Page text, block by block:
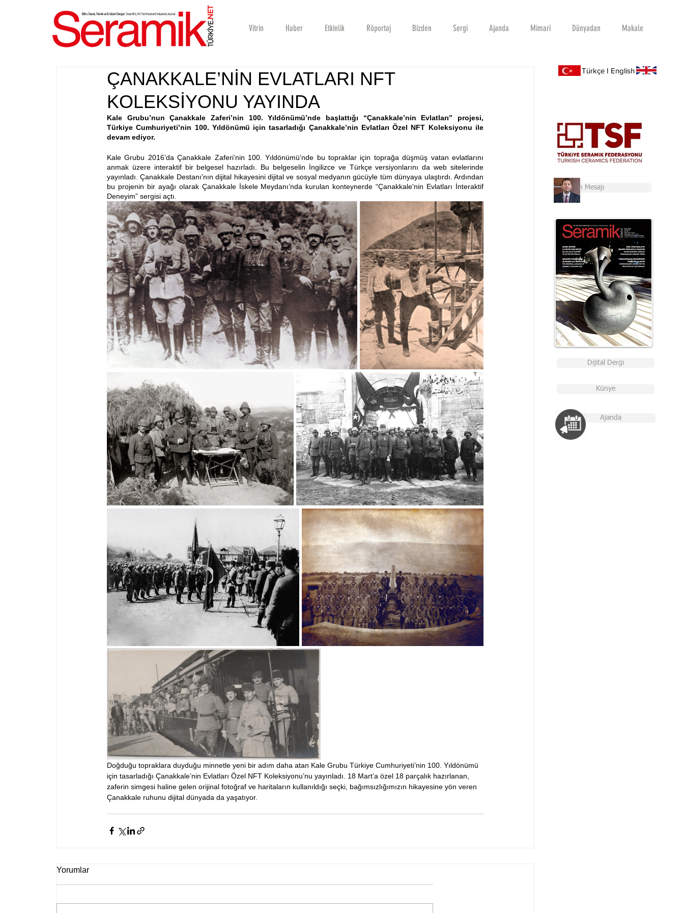
.
NET
Vitrin Haber Etkinlik Röportaj Bizden Sergi Ajanda Mimari Dünyadan Makale
ÇANAKKALE’NİN EVLATLARI NFT
KOLEKSİYONU YAYINDA
Kale Grubu’nun Çanakkale Zaferi’nin 100. Yıldönümü’nde başlattığı “Çanakkale’nin Evlatları” projesi,
Türkiye Cumhuriyeti’nin 100. Yıldönümü için tasarladığı Çanakkale’nin Evlatları Özel NFT Koleksiyonu ile
devam ediyor.
Kale Grubu 2016’da Çanakkale Zaferi’nin 100. Yıldönümü’nde bu topraklar için toprağa düşmüş vatan evlatlarını
anmak üzere interaktif bir belgesel hazırladı. Bu belgeselin İngilizce ve Türkçe versiyonlarını da web sitelerinde
yayınladı. Çanakkale Destanı'nın dijital hikayesini dijital ve sosyal medyanın gücüyle tüm dünyaya ulaştırdı. Ardından
bu projenin bir ayağı olarak Çanakkale İskele Meydanı’nda kurulan konteynerde “Çanakkale'nin Evlatları İnteraktif
Deneyim” sergisi açtı.
Doğduğu topraklara duyduğu minnetle yeni bir adım daha atan Kale Grubu Türkiye Cumhuriyeti’nin 100. Yıldönümü
için tasarladığı Çanakkale’nin Evlatları Özel NFT Koleksiyonu’nu yayınladı. 18 Mart’a özel 18 parçalık hazırlanan,
zaferin simgesi haline gelen orijinal fotoğraf ve haritaların kullanıldığı seçki, bağımsızlığımızın hikayesine yön veren
Çanakkale ruhunu dijital dünyada da yaşatıyor.
Yorumlar
Dijital Dergi
Künye
Ajanda
Türkçe I English
Başkan'ın Mesajı